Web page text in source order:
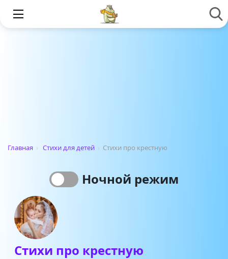
Главная › Стихи для детей › Стихи про крестную
Ночной режим
Стихи про крестную